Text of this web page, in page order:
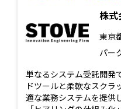
株式
東京
パー
単なるシステム受託開発
ドツールと柔軟なスクラ
適な業務システムを提供